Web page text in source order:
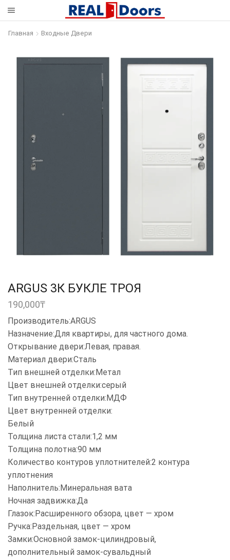
Главная Входные Двери
ARGUS 3К БУКЛЕ ТРОЯ
190,000₸
Производитель:ARGUS
Назначение:Для квартиры, для частного дома.
Открывание двери:Левая, правая.
Материал двери:Сталь
Тип внешней отделки:Метал
Цвет внешней отделки:серый
Тип внутренней отделки:МДФ
Цвет внутренней отделки:
Белый
Толщина листа стали:1,2 мм
Толщина полотна:90 мм
Количество контуров уплотнителей:2 контура
уплотнения
Наполнитель:Минеральная вата
Ночная задвижка:Да
Глазок:Расширенного обзора, цвет — хром
Ручка:Раздельная, цвет — хром
Замки:Основной замок-цилиндровый,
дополнительный замок-сувальдный